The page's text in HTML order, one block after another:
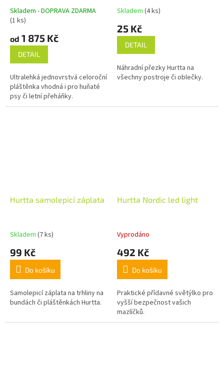
Skladem - DOPRAVA ZDARMA
(1 ks)
od 1 875 Kč
DETAIL
Ultralehká jednovrstvá celoroční
pláštěnka vhodná i pro huňaté
psy či letní přeháňky.
Skladem (4 ks)
25 Kč
DETAIL
Náhradní přezky Hurtta na
všechny postroje či oblečky.
Hurtta samolepicí záplata
Skladem (7 ks)
99 Kč
Do košíku
Samolepicí záplata na trhliny na
bundách či pláštěnkách Hurtta.
Hurtta Nordic led light
Vyprodáno
492 Kč
Do košíku
Praktické přídavné světýlko pro
vyšší bezpečnost vašich
mazlíčků.